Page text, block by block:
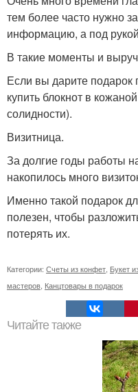
тем более часто нужно
информацию, а под рукой
В такие моменты и
Если вы дарите подарок
купить блокнот в
солидности).
Визитница.
За долгие годы работы
накопилось много
Именно такой подарок
полезен, чтобы
потерять их.
Категории: Счеты из конфет Букет
мастеров Канцтовары в подарок
Читайте также